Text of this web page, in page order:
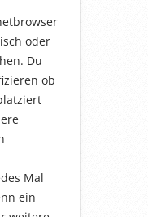
oder
Du
ob
Mal
ein